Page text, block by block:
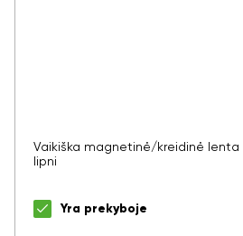
Vaikiška magnetinė/kreidinė lenta
lipni
Yra prekyboje
Ar norite
nuo savo